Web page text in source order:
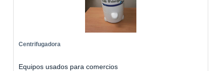
Centrifugadora
Equipos usados para comercios